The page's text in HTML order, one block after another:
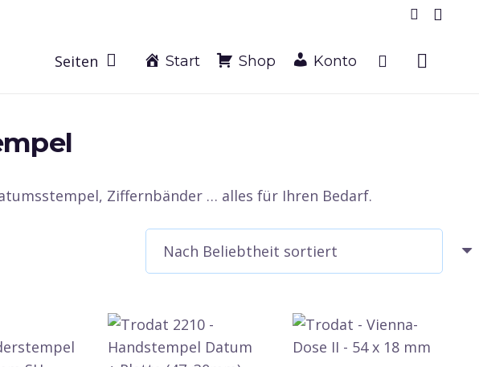
Seiten Start Shop Konto
Ziffernbänder … alles für Ihren Bedarf.